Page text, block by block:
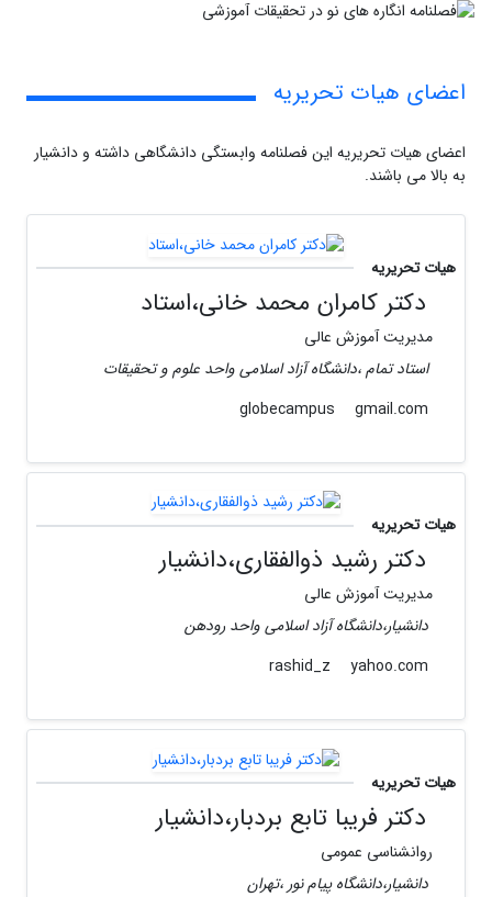
اعضای هیات تحریریه
اعضای هیات تحریریه این فصلنامه وابستگی دانشگاهی داشته و دانشیار
به بالا می باشند.
هیات تحریریه
دکتر کامران محمد خانی،استاد
مدیریت آموزش عالی
استاد تمام ،دانشگاه آزاد اسلامی واحد علوم و تحقیقات
gmail.com
هیات تحریریه
دکتر رشید ذوالفقاری،دانشیار
مدیریت آموزش عالی
دانشیار،دانشگاه آزاد اسلامی واحد رودهن
yahoo.com
هیات تحریریه
دکتر فریبا تابع بردبار،دانشیار
روانشناسی عمومی
دانشیار،دانشگاه پیام نور ،تهران